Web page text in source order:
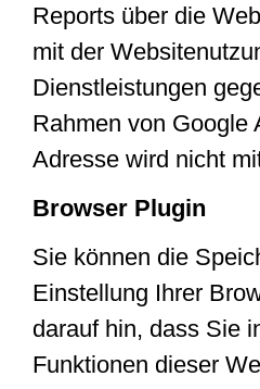
Reports über die
mit der
Dienstleistungen
Rahmen von Google
Adresse wird nicht
Browser Plugin
Sie können die
Einstellung Ihrer
darauf hin, dass Sie
Funktionen dieser